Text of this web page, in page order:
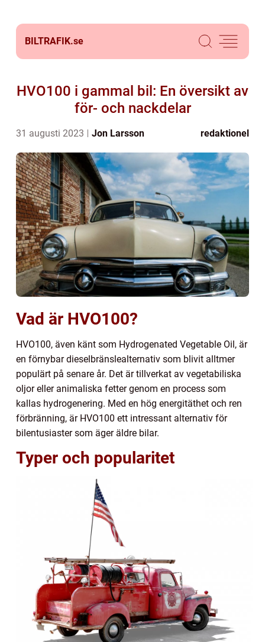
BILTRAFIK.se
HVO100 i gammal bil: En översikt av
för- och nackdelar
31 augusti 2023 Jon Larsson redaktionel
Vad är HVO100?
HVO100, även känt som Hydrogenated Vegetable Oil, är
en förnybar dieselbränslealternativ som blivit alltmer
populärt på senare år. Det är tillverkat av vegetabiliska
oljor eller animaliska fetter genom en process som
kallas hydrogenering. Med en hög energitäthet och ren
förbränning, är HVO100 ett intressant alternativ för
bilentusiaster som äger äldre bilar.
Typer och popularitet